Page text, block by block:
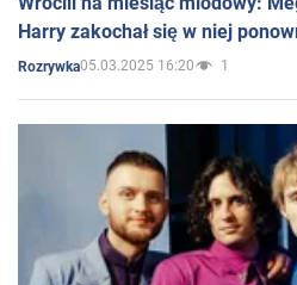
Harry zakochał się w niej
Rozrywka05.03.2025 16:20 1